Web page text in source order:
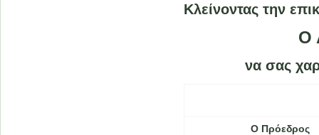
Κλείνοντας την
Ο
να σας
Ο Πρόεδρος